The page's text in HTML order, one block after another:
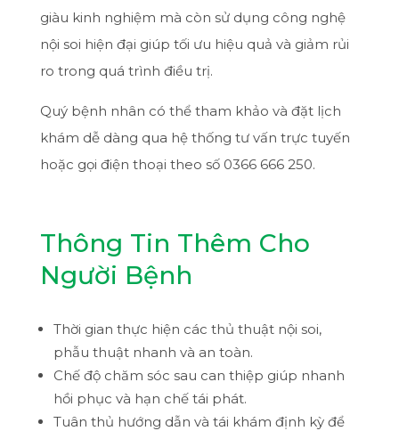
giàu kinh nghiệm mà còn sử dụng công nghệ
nội soi hiện đại giúp tối ưu hiệu quả và giảm rủi
ro trong quá trình điều trị.
Quý bệnh nhân có thể tham khảo và đặt lịch
khám dễ dàng qua hệ thống tư vấn trực tuyến
hoặc gọi điện thoại theo số 0366 666 250.
Thông Tin Thêm Cho
Người Bệnh
Thời gian thực hiện các thủ thuật nội soi,
phẫu thuật nhanh và an toàn.
Chế độ chăm sóc sau can thiệp giúp nhanh
hồi phục và hạn chế tái phát.
Tuân thủ hướng dẫn và tái khám định kỳ để